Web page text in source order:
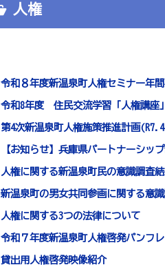
人権
令和８年度新温泉町人権セミナー年
令和8年度 住民交流学習「人権講座
第4次新温泉町人権施策推進計画
【お知らせ】兵庫県パートナーシッ
人権に関する新温泉町民の意識調査
新温泉町の男女共同参画に関する意
人権に関する3つの法律について
令和７年度新温泉町人権啓発パンフ
貸出用人権啓発映像紹介